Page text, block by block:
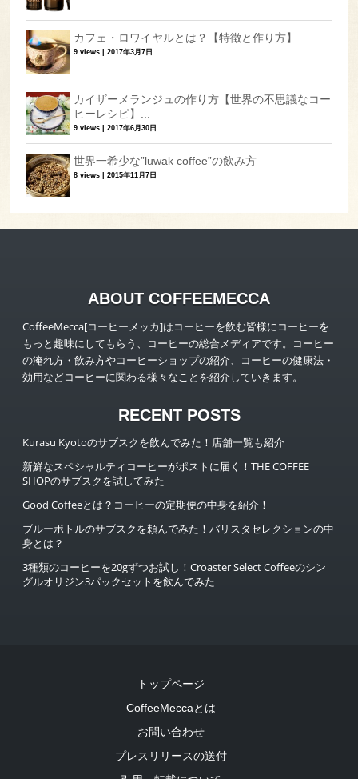
カフェ・ロワイヤルとは？【特徴と作り方】
9 views |2017年3月7日
カイザーメランジュの作り方【世界の不思議なコー
ヒーレシピ】...
9 views |2017年6月30日
世界一希少な”luwak coffee”の飲み方
8 views |2015年11月7日
ABOUT COFFEEMECCA
CoffeeMecca[コーヒーメッカ]はコーヒーを飲む皆様にコーヒーを
もっと趣味にしてもらう、コーヒーの総合メディアです。コーヒー
の淹れ方・飲み方やコーヒーショップの紹介、コーヒーの健康法・
効用などコーヒーに関わる様々なことを紹介していきます。
RECENT POSTS
Kurasu Kyotoのサブスクを飲んでみた！店舗一覧も紹介
新鮮なスペシャルティコーヒーがポストに届く！THE COFFEE
SHOPのサブスクを試してみた
Good Coffeeとは？コーヒーの定期便の中身を紹介！
ブルーボトルのサブスクを頼んでみた！バリスタセレクションの中
身とは？
3種類のコーヒーを20gずつお試し！Croaster Select Coffeeのシン
グルオリジン3パックセットを飲んでみた
トップページ
CoffeeMeccaとは
お問い合わせ
プレスリリースの送付